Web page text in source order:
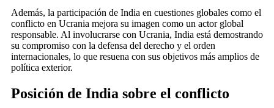
Además, la participación de India en cuestiones globales como el
conflicto en Ucrania mejora su imagen como un actor global
responsable. Al involucrarse con Ucrania, India está demostrando
su compromiso con la defensa del derecho y el orden
internacionales, lo que resuena con sus objetivos más amplios de
política exterior.
Posición de India sobre el conflicto